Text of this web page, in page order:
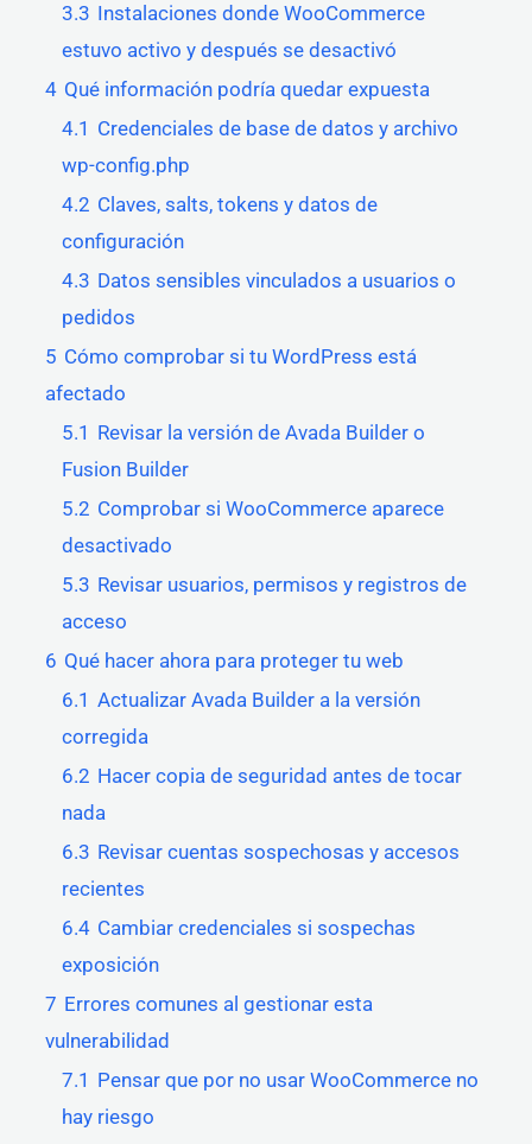
3.3 Instalaciones donde WooCommerce
estuvo activo y después se desactivó
4 Qué información podría quedar expuesta
4.1 Credenciales de base de datos y archivo
wp-config.php
4.2 Claves, salts, tokens y datos de
configuración
4.3 Datos sensibles vinculados a usuarios o
pedidos
5 Cómo comprobar si tu WordPress está
afectado
5.1 Revisar la versión de Avada Builder o
Fusion Builder
5.2 Comprobar si WooCommerce aparece
desactivado
5.3 Revisar usuarios, permisos y registros de
acceso
6 Qué hacer ahora para proteger tu web
6.1 Actualizar Avada Builder a la versión
corregida
6.2 Hacer copia de seguridad antes de tocar
nada
6.3 Revisar cuentas sospechosas y accesos
recientes
6.4 Cambiar credenciales si sospechas
exposición
7 Errores comunes al gestionar esta
vulnerabilidad
7.1 Pensar que por no usar WooCommerce no
hay riesgo